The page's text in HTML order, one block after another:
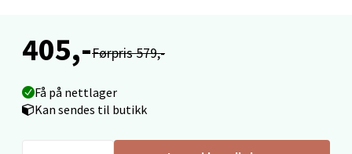
405,-Førpris 579,-
Få på nettlager
Kan sendes til butikk
Skarvøyveien 55, 4517 Mandal
0 i butikk